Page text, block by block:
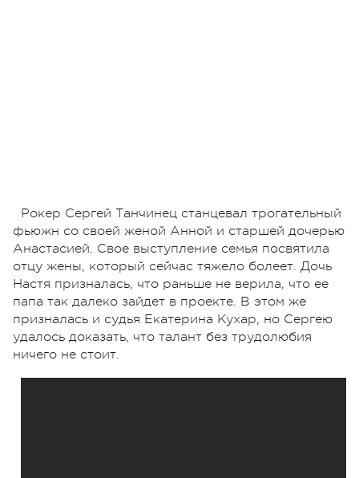
Рокер Сергей Танчинец станцевал трогательный
фьюжн со своей женой Анной и старшей дочерью
Анастасией. Свое выступление семья посвятила
отцу жены, который сейчас тяжело болеет. Дочь
Настя призналась, что раньше не верила, что ее
папа так далеко зайдет в проекте. В этом же
призналась и судья Екатерина Кухар, но Сергею
удалось доказать, что талант без трудолюбия
ничего не стоит.